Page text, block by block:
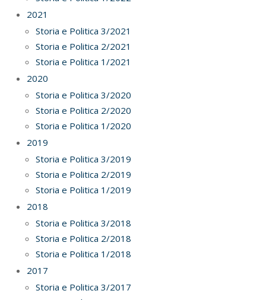
2021
Storia e Politica 3/2021
Storia e Politica 2/2021
Storia e Politica 1/2021
2020
Storia e Politica 3/2020
Storia e Politica 2/2020
Storia e Politica 1/2020
2019
Storia e Politica 3/2019
Storia e Politica 2/2019
Storia e Politica 1/2019
2018
Storia e Politica 3/2018
Storia e Politica 2/2018
Storia e Politica 1/2018
2017
Storia e Politica 3/2017